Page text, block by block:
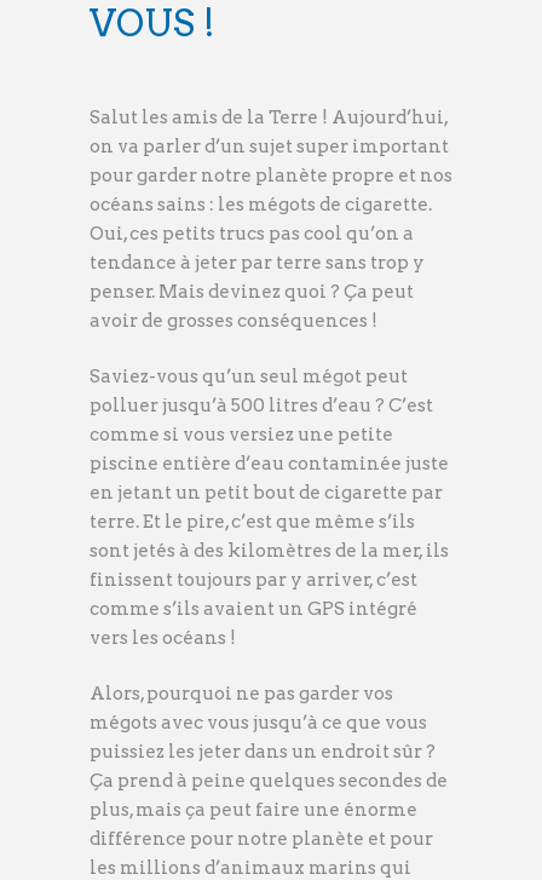
VOUS !
Salut les amis de la Terre ! Aujourd’hui,
on va parler d’un sujet super important
pour garder notre planète propre et nos
océans sains : les mégots de cigarette.
Oui, ces petits trucs pas cool qu’on a
tendance à jeter par terre sans trop y
penser. Mais devinez quoi ? Ça peut
avoir de grosses conséquences !
Saviez-vous qu’un seul mégot peut
polluer jusqu’à 500 litres d’eau ? C’est
comme si vous versiez une petite
piscine entière d’eau contaminée juste
en jetant un petit bout de cigarette par
terre. Et le pire, c’est que même s’ils
sont jetés à des kilomètres de la mer, ils
finissent toujours par y arriver, c’est
comme s’ils avaient un GPS intégré
vers les océans !
Alors, pourquoi ne pas garder vos
mégots avec vous jusqu’à ce que vous
puissiez les jeter dans un endroit sûr ?
Ça prend à peine quelques secondes de
plus, mais ça peut faire une énorme
différence pour notre planète et pour
les millions d’animaux marins qui